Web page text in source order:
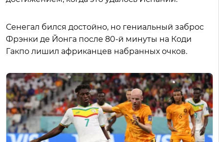
Сенегал бился достойно, но гениальный заброс
Фрэнки де Йонга после 80-й минуты на Коди
Гакпо лишил африканцев набранных очков.